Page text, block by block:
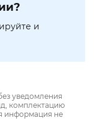
и
уведомления
комплектацию
информация не